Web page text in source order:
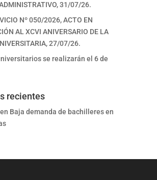
31/07/26.
Nº 050/2026, ACTO EN
AL XCVI ANIVERSARIO DE LA
27/07/26.
se realizarán el 6 de
recientes
en Baja demanda de bachilleres en